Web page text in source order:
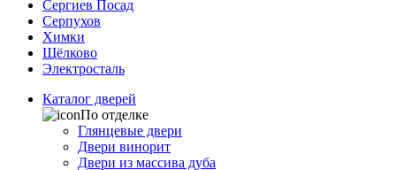
Сергиев Посад
Серпухов
Химки
Щёлково
Электросталь
Каталог дверей
По отделке
Глянцевые двери
Двери винорит
Двери из массива дуба